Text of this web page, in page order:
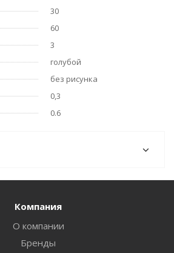
30
60
3
голубой
без рисунка
0,3
0.6
Компания
О компании
Бренды